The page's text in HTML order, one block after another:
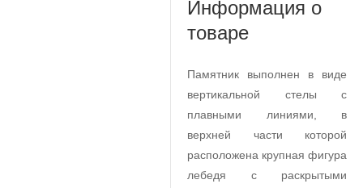
Информация о
товаре
Памятник выполнен в виде
вертикальной стелы с
плавными линиями, в
верхней части которой
расположена крупная фигура
лебедя с раскрытыми